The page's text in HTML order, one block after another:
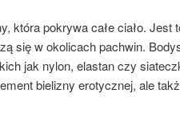
która pokrywa całe ciało. Jest
się w okolicach pachwin.
jak nylon, elastan czy
bielizny erotycznej, ale